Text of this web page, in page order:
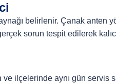
belirlenir. Çanak anten
sorun tespit edilerek
ilçelerinde aynı gün servis